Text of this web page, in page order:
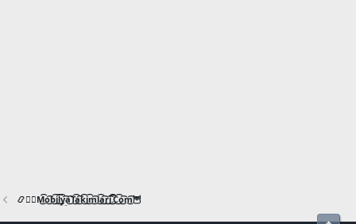
📿🧙‍♂️M͜͡o͜͡b͜͡i͜͡l͜͡y͜͡a͜͡T͜͡a͜͡k͜͡i͜͡m͜͡l͜͡a͜͡r͜͡i͜͡.͜͡C͜͡o͜͡m͜͡🦉